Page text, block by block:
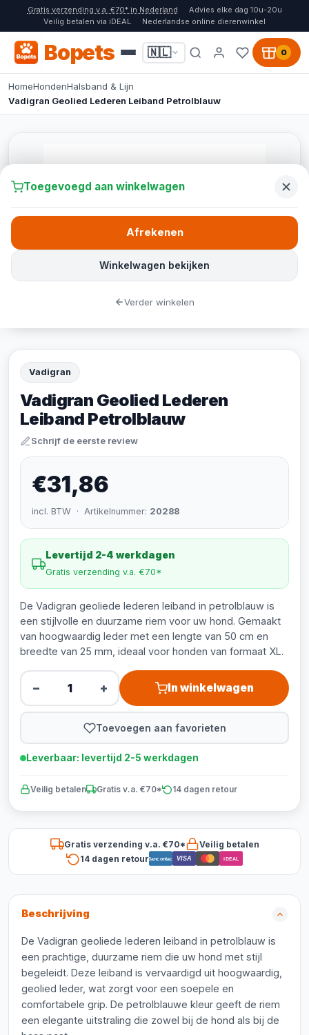
Gratis verzending v.a. €70* in Nederland
Advies elke dag 10u-20u
Veilig betalen via iDEAL
Nederlandse online dierenwinkel
Bopets 🇳🇱 0
HomeHondenHalsband & Lijn
Vadigran Geolied Lederen Leiband Petrolblauw
Vadigran
Vadigran Geolied Lederen
Leiband Petrolblauw
Schrijf de eerste review
€31,86
incl. BTW · Artikelnummer: 20288
Levertijd 2-4 werkdagen
Gratis verzending v.a. €70*
De Vadigran geoliede lederen leiband in petrolblauw is
een stijlvolle en duurzame riem voor uw hond. Gemaakt
van hoogwaardig leder met een lengte van 50 cm en
breedte van 25 mm, ideaal voor honden van formaat XL.
− + In winkelwagen
Toevoegen aan favorieten
Leverbaar: levertijd 2-5 werkdagen
Veilig betalen Gratis v.a. €70* 14 dagen retour
Gratis verzending v.a. €70*
Veilig betalen
14 dagen retourBancontact VISA iDEAL
Beschrijving
De Vadigran geoliede lederen leiband in petrolblauw is
een prachtige, duurzame riem die uw hond met stijl
begeleidt. Deze leiband is vervaardigd uit hoogwaardig,
geolied leder, wat zorgt voor een soepele en
comfortabele grip. De petrolblauwe kleur geeft de riem
een elegante uitstraling die zowel bij de hond als bij de
Toegevoegd aan winkelwagen
Winkelwagen bekijken
Afrekenen
Verder winkelen